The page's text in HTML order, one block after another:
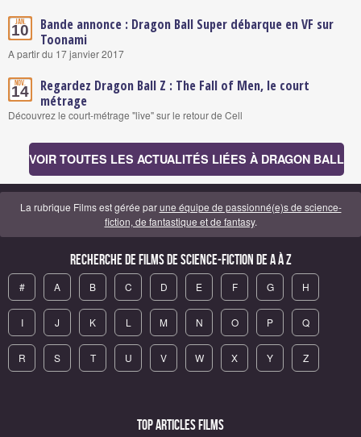
Jan.
10
Bande annonce : Dragon Ball Super débarque en VF sur
Toonami
A partir du 17 janvier 2017
Nov.
14
Regardez Dragon Ball Z : The Fall of Men, le court
métrage
Découvrez le court-métrage "live" sur le retour de Cell
VOIR TOUTES LES ACTUALITÉS LIÉES À DRAGON BALL
La rubrique Films est gérée parune équipe de passionné(e)s de science-
fiction, de fantastique et de fantasy.
Recherche de Films de science-fiction de A à Z
# A B C D E F G H
I J K L M N O P Q
R S T U V W X Y Z
Top articles Films